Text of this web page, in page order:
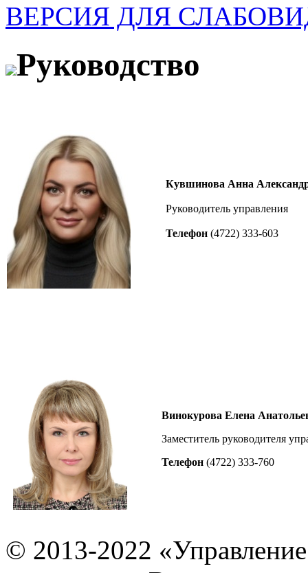
ВЕРСИЯ ДЛЯ
Руководство
Кувшинова Анна
Руководитель управления
Телефон (4722) 333-603
Винокурова Елена
Заместитель руководителя
Телефон (4722) 333-760
© 2013-2022